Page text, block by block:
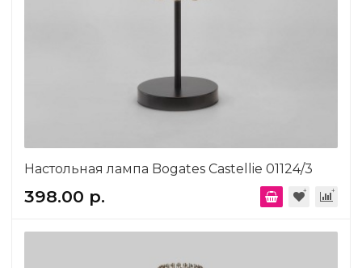
Настольная лампа Bogates Castellie 01124/3
398.00 р.